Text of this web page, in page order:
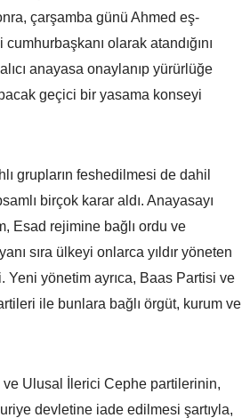
çarşamba günü Ahmed eş-
olarak atandığını
anayasa onaylanıp yürürlüğe
geçici bir yasama konseyi
grupların feshedilmesi de dahil
birçok karar aldı. Anayasayı
Esad rejimine bağlı ordu ve
sıra ülkeyi onlarca yıldır yöneten
Yeni yönetim ayrıca, Baas Partisi ve
ile bunlara bağlı örgüt, kurum ve
ve Ulusal İlerici Cephe partilerinin,
devletine iade edilmesi şartıyla,